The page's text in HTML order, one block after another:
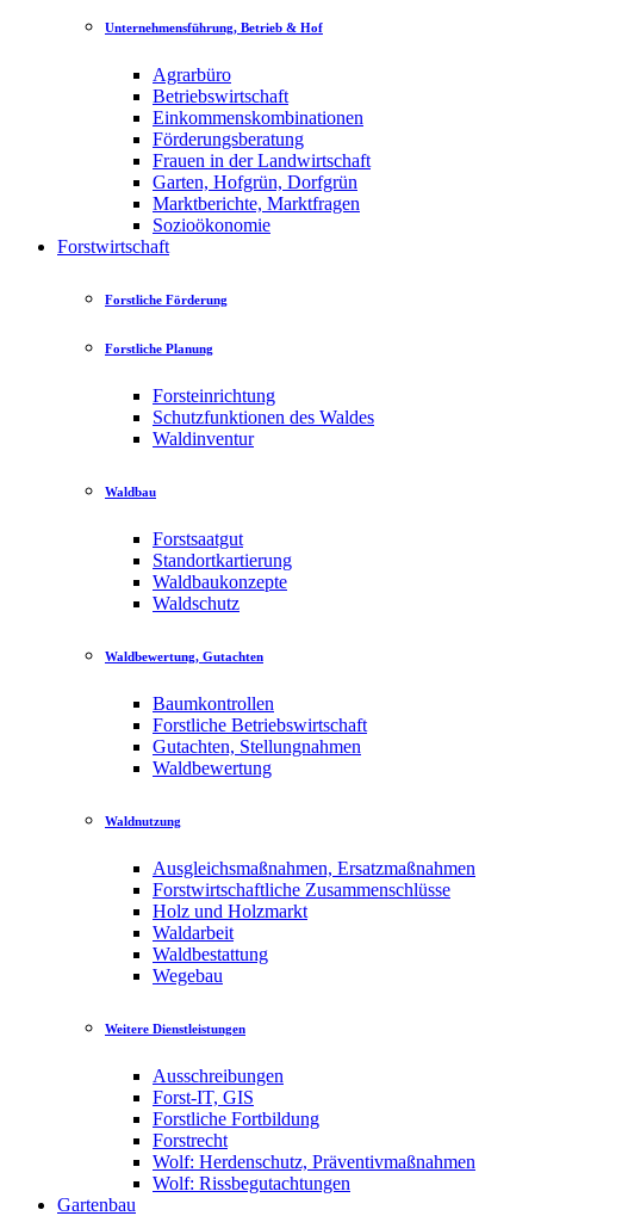
Unternehmensführung, Betrieb & Hof
Agrarbüro
Betriebswirtschaft
Einkommenskombinationen
Förderungsberatung
Frauen in der Landwirtschaft
Garten, Hofgrün, Dorfgrün
Marktberichte, Marktfragen
Sozioökonomie
Forstwirtschaft
Forstliche Förderung
Forstliche Planung
Forsteinrichtung
Schutzfunktionen des Waldes
Waldinventur
Waldbau
Forstsaatgut
Standortkartierung
Waldbaukonzepte
Waldschutz
Waldbewertung, Gutachten
Baumkontrollen
Forstliche Betriebswirtschaft
Gutachten, Stellungnahmen
Waldbewertung
Waldnutzung
Ausgleichsmaßnahmen, Ersatzmaßnahmen
Forstwirtschaftliche Zusammenschlüsse
Holz und Holzmarkt
Waldarbeit
Waldbestattung
Wegebau
Weitere Dienstleistungen
Ausschreibungen
Forst-IT, GIS
Forstliche Fortbildung
Forstrecht
Wolf: Herdenschutz, Präventivmaßnahmen
Wolf: Rissbegutachtungen
Gartenbau